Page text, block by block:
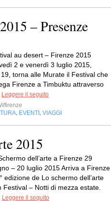
– Presenze
au desert – Firenze 2015
2 e venerdì 3 luglio 2015,
torna alle Murate il Festival che
Firenze a Timbuktu attraverso
Leggere il seguito
EVENTI VIAGGI
2015
dell’arte a Firenze 29
– 20 luglio 2015 Arriva a Firenze
edizione de Lo schermo dell’arte
Festival – Notti di mezza estate.
Leggere il seguito